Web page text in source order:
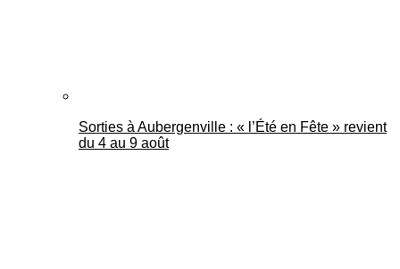
Sorties à Aubergenville : « l’Été en Fête » revient
du 4 au 9 août